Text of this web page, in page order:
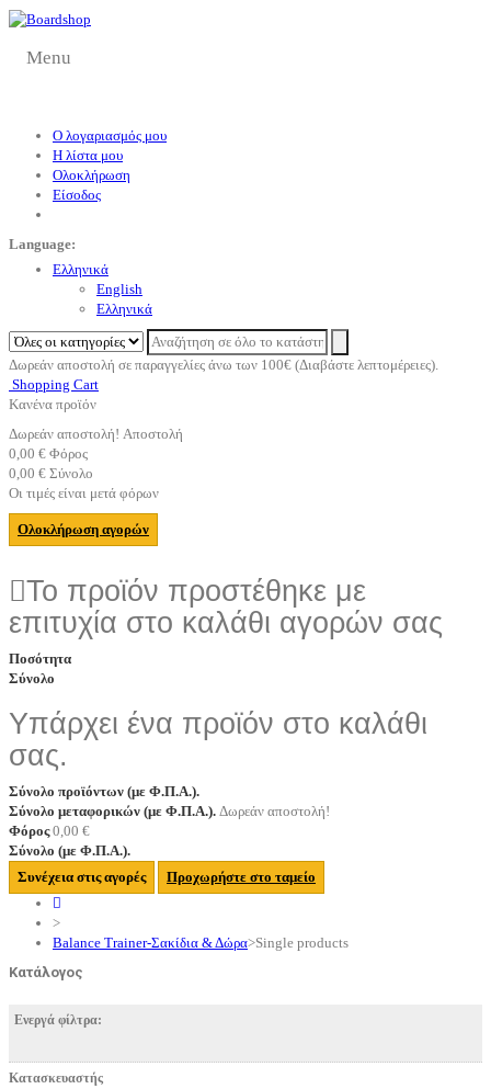
Menu
Ο λογαριασμός μου
Η λίστα μου
Ολοκλήρωση
Είσοδος
Language:
Eλληνικά
English
Eλληνικά
Δωρεάν αποστολή σε παραγγελίες άνω των 100€ (Διαβάστε λεπτομέρειες).
Shopping Cart
Κανένα προϊόν
Δωρεάν αποστολή! Αποστολή
0,00 € Φόρος
0,00 € Σύνολο
Οι τιμές είναι μετά φόρων
Ολοκλήρωση αγορών
Το προϊόν προστέθηκε με
επιτυχία στο καλάθι αγορών σας
Ποσότητα
Σύνολο
Υπάρχει ένα προϊόν στο καλάθι
σας.
Σύνολο προϊόντων (με Φ.Π.Α.).
Σύνολο μεταφορικών (με Φ.Π.Α.). Δωρεάν αποστολή!
Φόρος 0,00 €
Σύνολο (με Φ.Π.Α.).
Συνέχεια στις αγορές
Προχωρήστε στο ταμείο
>
Balance Trainer-Σακίδια & Δώρα>Single products
Κατάλογος
Ενεργά φίλτρα:
Κατασκευαστής